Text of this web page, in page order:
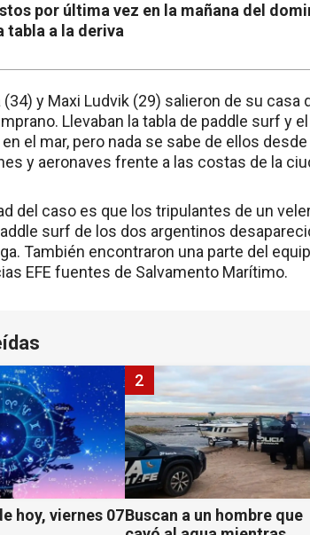
por última vez en la mañana del
tabla a la deriva
y Maxi Ludvik (29) salieron de su casa
Llevaban la tabla de paddle surf y
el mar, pero nada se sabe de ellos
y aeronaves frente a las costas de la
del caso es que los tripulantes de un
surf de los dos argentinos
También encontraron una parte del
EFE fuentes de Salvamento Marítimo.
hoy, viernes 07Buscan a un hombre que
2